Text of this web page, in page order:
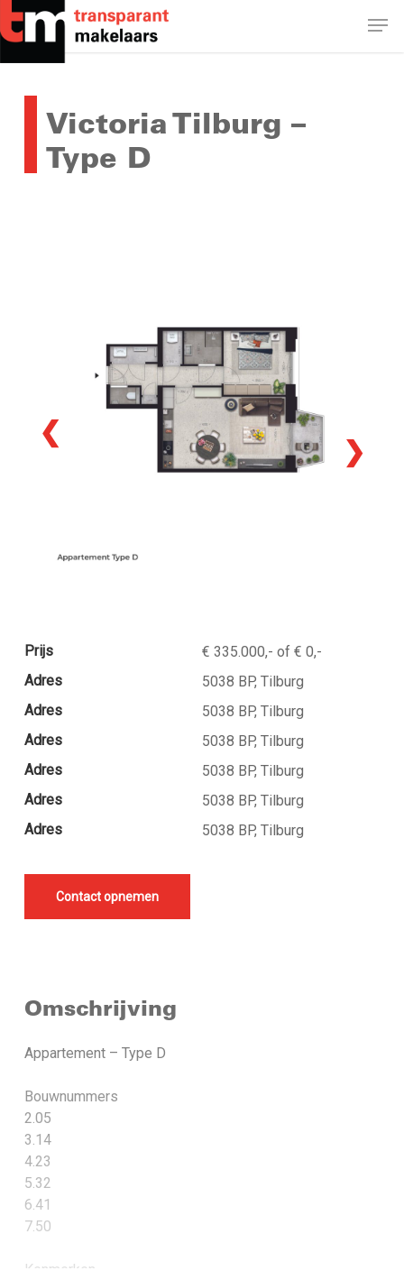
Skip
to
Victoria Tilburg –
Type D
❮
❯
Prijs
€ 335.000,- of € 0,-
Adres
5038 BP, Tilburg
Adres
5038 BP, Tilburg
Adres
5038 BP, Tilburg
Adres
5038 BP, Tilburg
Adres
5038 BP, Tilburg
Adres
5038 BP, Tilburg
Contact opnemen
Omschrijving
Appartement – Type D
Bouwnummers
2.05
3.14
4.23
5.32
6.41
7.50
Kenmerken